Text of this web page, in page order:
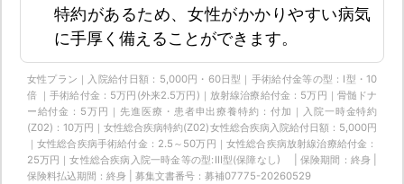
特約があるため、女性がかかりやすい病気
に手厚く備えることができます。
女性プラン｜入院給付日額：5,000円・60日型｜手術給付金等の型：Ⅰ型・10
倍 ｜手術給付金：5万円(外来2.5万円)｜放射線治療給付金：5万円｜骨髄ドナ
ー給付金：5万円｜先進医療・患者申出療養特約：付加｜入院一時金特約
(Z02)：10万円｜女性総合疾病特約(Z02)女性総合疾病入院給付日額：5,000円
｜女性総合疾病手術給付金：2.5～50万円｜女性総合疾病放射線治療給付金：
25万円｜女性総合疾病入院一時金等の型:Ⅲ型(保障なし) | 保険期間：終身 |
保険料払込期間：終身 | 募集文書番号：募補07775-20260529